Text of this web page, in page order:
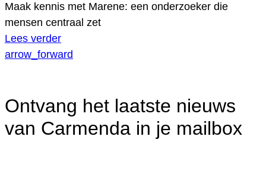
Maak kennis met Marene: een onderzoeker die
mensen centraal zet
Lees verder
arrow_forward
Ontvang het laatste nieuws
van Carmenda in je mailbox